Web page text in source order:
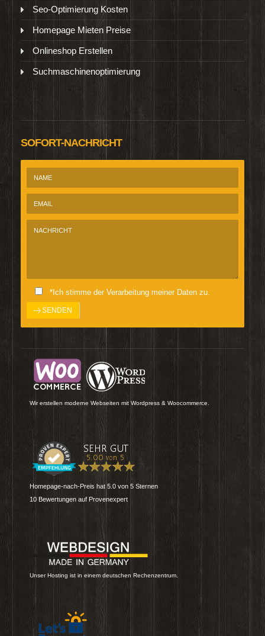
Seo-Optimierung Kosten
Homepage Mieten Preise
Onlineshop Erstellen
Suchmaschinenoptimierung
SOFORT-NACHRICHT
*Ich stimme der Verarbeitung meiner Daten zu.
Wir erstellen moderne Webseiten mit Wordpress & Woocommerce.
Homepage-nach-Preis hat 5.0 von 5 Sternen
10 Bewertungen auf Provenexpert
Unser Hosting ist in einem deutschen Rechenzentrum.